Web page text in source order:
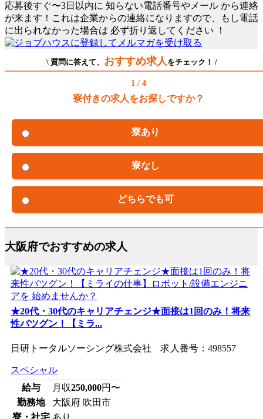
応募後すぐ〜3日以内に 知らない電話番号やメール から連絡
が来ます！これは企業からの連絡になりますので、もし電話
に出られなかった場合は 必ず折り返してください ！
\ 質問に答えて、 おすすめ求人をチェック！ /
1 / 4
寮付きの求人をお探しですか？
寮あり
寮なし
どちらでも可
大阪府でおすすめの求人
★20代・30代のキャリアチェンジ★面接は1回のみ！将来
性バツグン！【ミラ...
日研トータルソーシング株式会社 求人番号：498557
スペシャル
給与
月収250,000円〜
勤務地
大阪府 吹田市
寮・社宅 あり